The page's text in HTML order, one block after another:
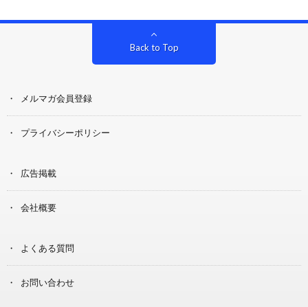
Back to Top
メルマガ会員登録
プライバシーポリシー
広告掲載
会社概要
よくある質問
お問い合わせ